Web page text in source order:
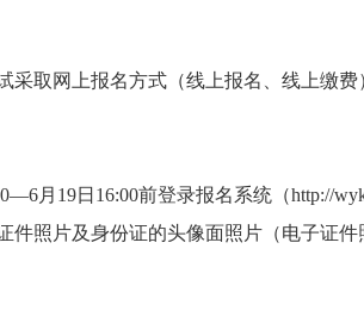
采取网上报名方式（线上报名、线上缴费
月19日16:00前登录报名系统（http://
件照片及身份证的头像面照片（电子证